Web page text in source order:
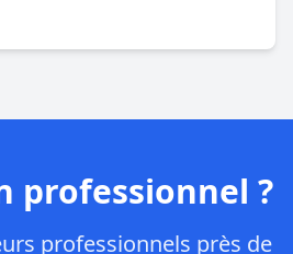
professionnel ?
professionnels près de